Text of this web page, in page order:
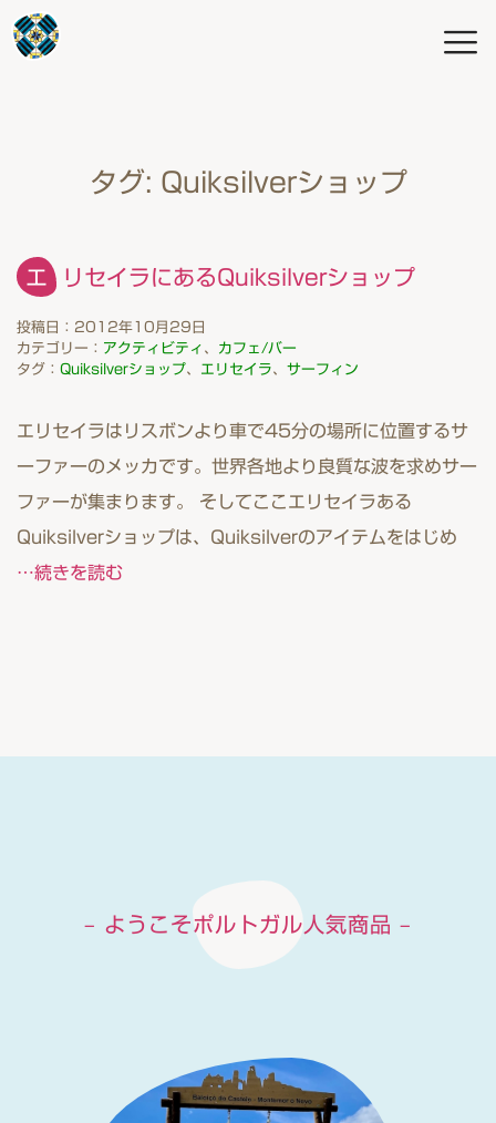
タグ: Quiksilverショップ
エリセイラにあるQuiksilverショップ
投稿日：2012年10月29日
カテゴリー： アクティビティ 、 カフェ/バー
タグ： Quiksilverショップ、 エリセイラ、 サーフィン
エリセイラはリスボンより車で45分の場所に位置するサ
ーファーのメッカです。世界各地より良質な波を求めサー
ファーが集まります。 そしてここエリセイラある
Quiksilverショップは、Quiksilverのアイテムをはじめ
…続きを読む
– ようこそポルトガル人気商品 –